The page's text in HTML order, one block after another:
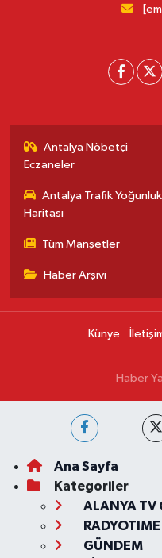
Antalya Nöbetçi
Eczaneler
Antalya Trafik Yoğunluk
Haritası
Tüm Manşetler
Haber Arşivi
Künye
Haber
Ana Sayfa
Kategoriler
ALANYA TV
RADYOTIME
GÜNDEM